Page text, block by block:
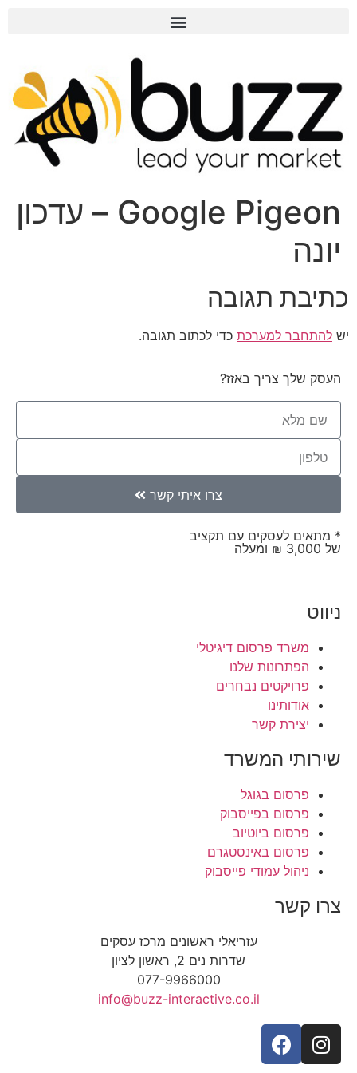
Google Pigeon – עדכון
יונה
כתיבת תגובה
יש להתחבר למערכת כדי לכתוב תגובה.
העסק שלך צריך באזז?
צרו איתי קשר
* מתאים לעסקים עם תקציב
של 3,000 ₪ ומעלה
ניווט
משרד פרסום דיגיטלי
הפתרונות שלנו
פרויקטים נבחרים
אודותינו
יצירת קשר
שירותי המשרד
פרסום בגוגל
פרסום בפייסבוק
פרסום ביוטיוב
פרסום באינסטגרם
ניהול עמודי פייסבוק
צרו קשר
עזריאלי ראשונים מרכז עסקים
שדרות נים 2, ראשון לציון
077-9966000
info@buzz-interactive.co.il